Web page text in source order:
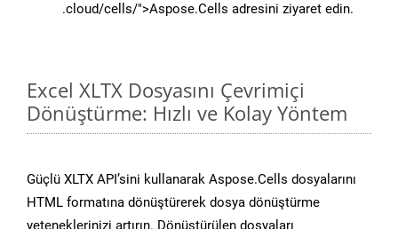
.cloud/cells/">Aspose.Cells adresini ziyaret edin.
Excel XLTX Dosyasını Çevrimiçi
Dönüştürme: Hızlı ve Kolay Yöntem
Güçlü XLTX API’sini kullanarak Aspose.Cells dosyalarını
HTML formatına dönüştürerek dosya dönüştürme
yeteneklerinizi artırın. Dönüştürülen dosyaları